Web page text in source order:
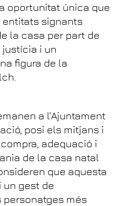
oportunitat única que
entitats signants
la casa per part de
i un
figura de la
a l'Ajuntament
posi els mitjans i
adequació i
de la casa natal
que aquesta
un gest de
personatges més